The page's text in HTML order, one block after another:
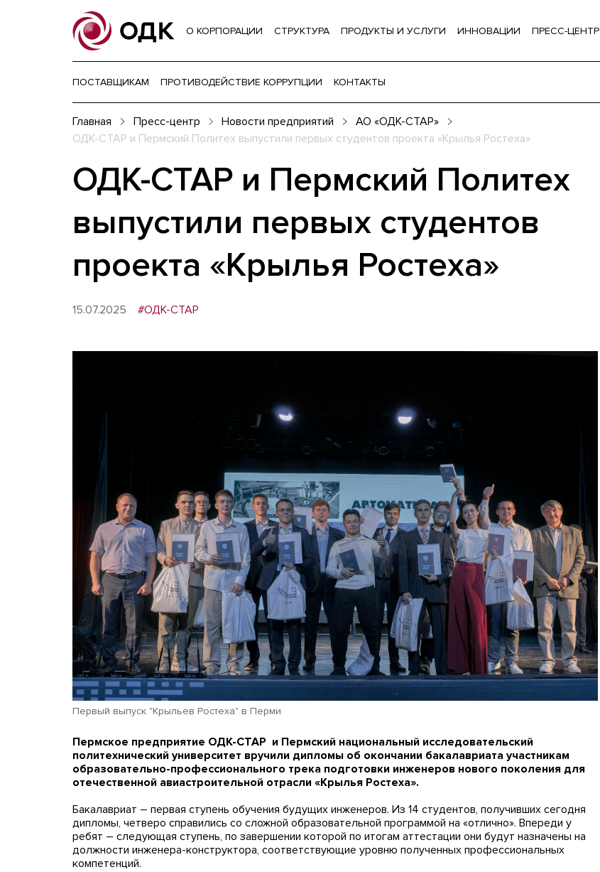
О КОРПОРАЦИИ СТРУКТУРА ПРОДУКТЫ И УСЛУГИ ИННОВАЦИИ ПРЕСС-ЦЕНТР
ПОСТАВЩИКАМ ПРОТИВОДЕЙСТВИЕ КОРРУПЦИИ КОНТАКТЫ
Главная Пресс-центр Новости предприятий
АО «ОДК-СТАР»
ОДК-СТАР и Пермский Политех выпустили первых студентов проекта «Крылья Ростеха»
ОДК-СТАР и Пермский Политех
выпустили первых студентов
проекта «Крылья Ростеха»
15.07.2025 #ОДК-СТАР
Первый выпуск "Крыльев Ростеха" в Перми
Пермское предприятие ОДК-СТАР и Пермский национальный исследовательский
политехнический университет вручили дипломы об окончании бакалавриата участникам
образовательно-профессионального трека подготовки инженеров нового поколения для
отечественной авиастроительной отрасли «Крылья Ростеха».
Бакалавриат – первая ступень обучения будущих инженеров. Из 14 студентов, получивших сегодня
дипломы, четверо справились со сложной образовательной программой на «отлично». Впереди у
ребят – следующая ступень, по завершении которой по итогам аттестации они будут назначены на
должности инженера-конструктора, соответствующие уровню полученных профессиональных
компетенций.